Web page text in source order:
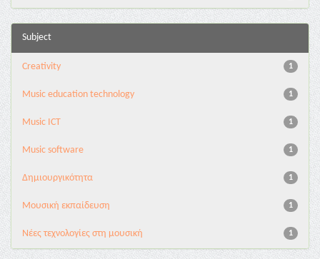
Subject
1
Creativity
1
Music education technology
1
Music ICT
1
Music software
1
Δημιουργικότητα
1
Μουσική εκπαίδευση
1
Νέες τεχνολογίες στη μουσική